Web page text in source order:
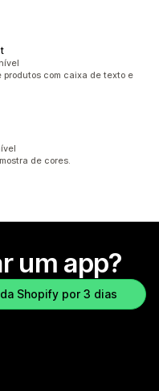
produtos com caixa de texto e
de cores.
um app?
Shopify por 3 dias